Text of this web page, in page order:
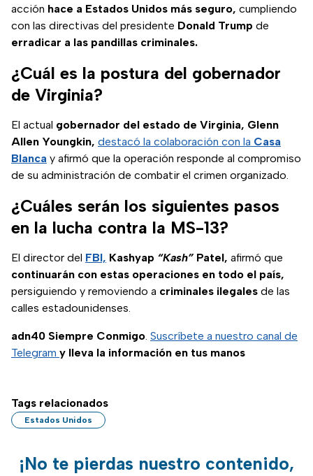
acción hace a Estados Unidos más seguro, cumpliendo
con las directivas del presidente Donald Trump de
erradicar a las pandillas criminales.
¿Cuál es la postura del gobernador
de Virginia?
El actual gobernador del estado de Virginia, Glenn
Allen Youngkin, destacó la colaboración con la Casa
Blanca y afirmó que la operación responde al compromiso
de su administración de combatir el crimen organizado.
¿Cuáles serán los siguientes pasos
en la lucha contra la MS-13?
El director del FBI, Kashyap “Kash”Patel, afirmó que
continuarán con estas operaciones en todo el país,
persiguiendo y removiendo a criminales ilegales de las
calles estadounidenses.
adn40 Siempre Conmigo. Suscríbete a nuestro canal de
Telegram y lleva la información en tus manos
Tags relacionados
Estados Unidos
¡No te pierdas nuestro contenido,